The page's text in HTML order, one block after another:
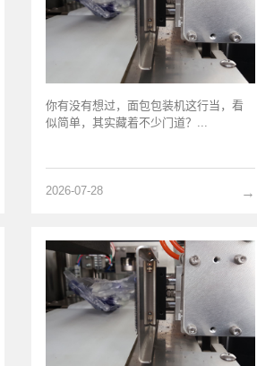
你有没有想过，面包包装机这行当，看
似简单，其实藏着不少门道？...
→
2026-07-28